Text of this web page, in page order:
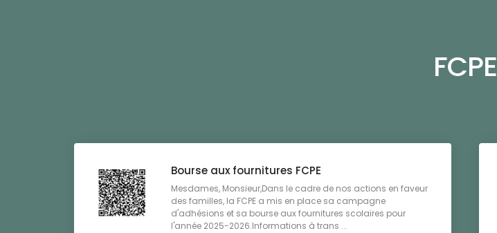
FCPE
Bourse aux fournitures FCPE
Mesdames, Monsieur,Dans le cadre de nos actions en faveur
des familles, la FCPE a mis en place sa campagne
d'adhésions et sa bourse aux fournitures scolaires pour
l'année 2025-2026.Informations à trans ...